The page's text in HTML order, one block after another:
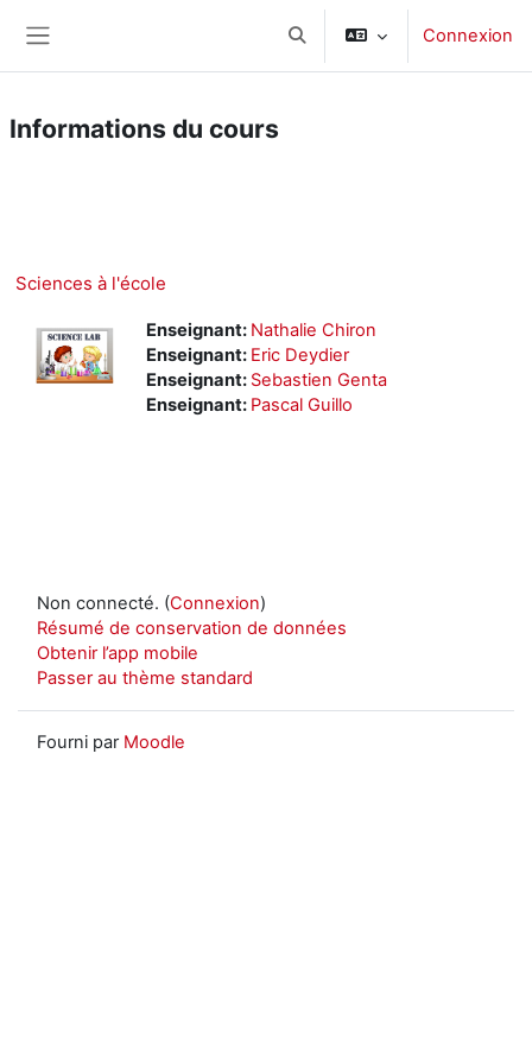
Activer/désactiver la saisie
Connexion
Informations du cours
Sciences à l'école
Enseignant: Nathalie Chiron
Enseignant: Eric Deydier
Enseignant: Sebastien Genta
Enseignant: Pascal Guillo
Non connecté. (Connexion)
Résumé de conservation de données
Obtenir l’app mobile
Passer au thème standard
Fourni par Moodle